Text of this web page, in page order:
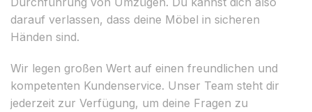
darauf verlassen, dass deine Möbel in sicheren
Händen sind.
Wir legen großen Wert auf einen freundlichen und
kompetenten Kundenservice. Unser Team steht dir
jederzeit zur Verfügung, um deine Fragen zu